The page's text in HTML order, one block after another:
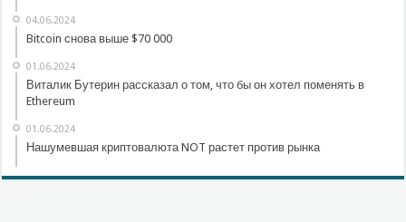
04.06.2024
Bitcoin снова выше $70 000
01.06.2024
Виталик Бутерин рассказал о том, что бы он хотел поменять в
Ethereum
01.06.2024
Нашумевшая криптовалюта NOT растет против рынка